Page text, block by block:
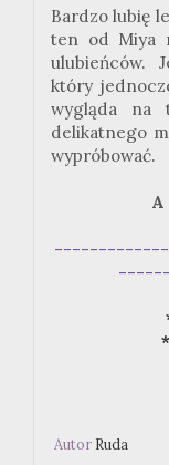
Bardzo lubię
ten od Miya
ulubieńców.
który
wygląda na
delikatnego
wypróbować.
A
Autor Ruda